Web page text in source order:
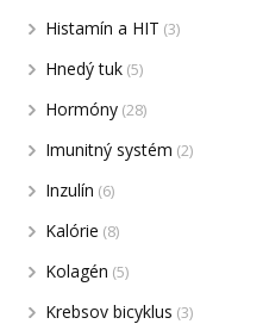
Histamín a HIT (3)
Hnedý tuk (5)
Hormóny (28)
Imunitný systém (2)
Inzulín (6)
Kalórie (8)
Kolagén (5)
Krebsov bicyklus (3)